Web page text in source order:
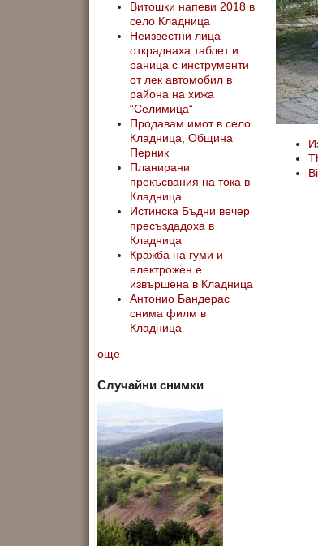
Витошки напеви 2018 в
село Кладница
Неизвестни лица
откраднаха таблет и
раница с инструменти
от лек автомобил в
района на хижа
“Селимица“
Продавам имот в село
Кладница, Община
Перник
Планирани
прекъсвания на тока в
Кладница
Истинска Бъдни вечер
пресъздадоха в
Кладница
Кражба на гуми и
електрожен е
извършена в Кладница
Антонио Бандерас
снима филм в
Кладница
още
Случайни снимки